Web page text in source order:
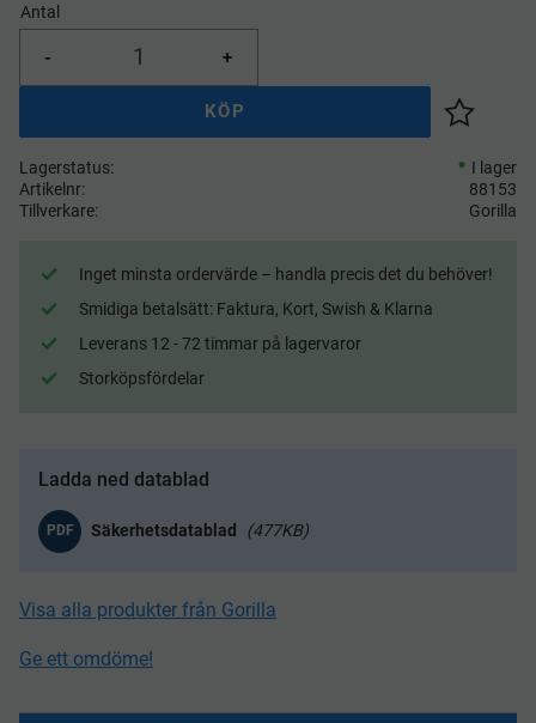
Antal
+
-
KÖP
Lägg till
Lagerstatus
I lager
Artikelnr
88153
Tillverkare
Gorilla
Inget minsta ordervärde – handla precis det du behöver!
Smidiga betalsätt: Faktura, Kort, Swish & Klarna
Leverans 12 - 72 timmar på lagervaror
Storköpsfördelar
Ladda ned datablad
PDF 477KB
Visa alla produkter från Gorilla
Ge ett omdöme!